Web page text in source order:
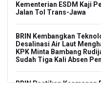
Kementerian ESDM Kaji
Jalan Tol Trans-Jawa
BRIN Kembangkan
Desalinasi Air Laut
KPK Minta Bambang
Sudah Tiga Kali Absen
BRIN Pastikan